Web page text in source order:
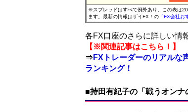
※スプレッドはすべて例外あり。この表は
ます。最新の情報はザイFX！の 「FX会社お
各FX口座のさらに詳しい情
【※関連記事はこちら！】
⇒FXトレーダーのリアルな
ランキング！
■持田有紀子の「戦うオン